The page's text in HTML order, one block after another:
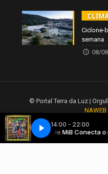
Ciclone-
semana
08/
© Portal Terra da Luz |